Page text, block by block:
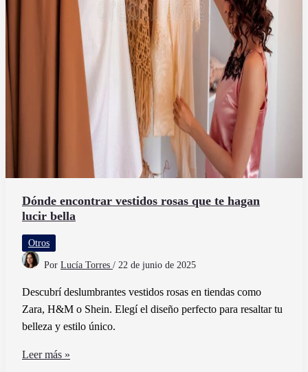
Dónde encontrar vestidos rosas que te hagan
lucir bella
Otros
Por Lucía Torres / 22 de junio de 2025
Descubrí deslumbrantes vestidos rosas en tiendas como
Zara, H&M o Shein. Elegí el diseño perfecto para resaltar tu
belleza y estilo único.
Dónde
Leer más »